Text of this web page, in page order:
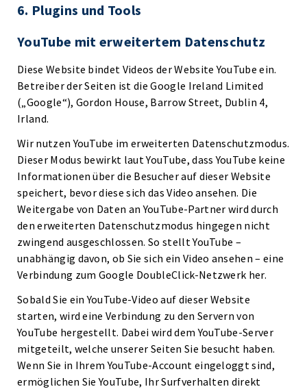
6. Plugins und Tools
YouTube mit erweitertem Datenschutz
Diese Website bindet Videos der Website YouTube ein.
Betreiber der Seiten ist die Google Ireland Limited
(„Google“), Gordon House, Barrow Street, Dublin 4,
Irland.
Wir nutzen YouTube im erweiterten Datenschutzmodus.
Dieser Modus bewirkt laut YouTube, dass YouTube keine
Informationen über die Besucher auf dieser Website
speichert, bevor diese sich das Video ansehen. Die
Weitergabe von Daten an YouTube-Partner wird durch
den erweiterten Datenschutzmodus hingegen nicht
zwingend ausgeschlossen. So stellt YouTube –
unabhängig davon, ob Sie sich ein Video ansehen – eine
Verbindung zum Google DoubleClick-Netzwerk her.
Sobald Sie ein YouTube-Video auf dieser Website
starten, wird eine Verbindung zu den Servern von
YouTube hergestellt. Dabei wird dem YouTube-Server
mitgeteilt, welche unserer Seiten Sie besucht haben.
Wenn Sie in Ihrem YouTube-Account eingeloggt sind,
ermöglichen Sie YouTube, Ihr Surfverhalten direkt